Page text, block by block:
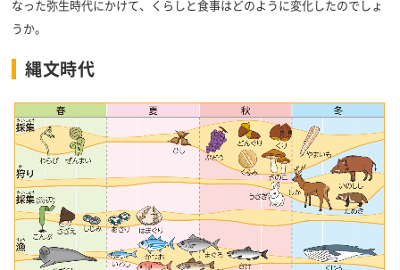
なった弥生時代にかけて、くらしと食事はどのように変化したのでしょ
うか。
縄文時代